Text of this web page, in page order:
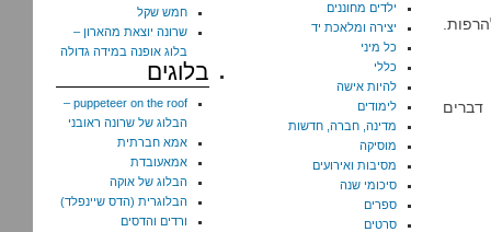
דברים
ילדים מחוננים
יצירה ומלאכת יד
כל מיני
כללי
להיות אישה
לימודים
מדינה, חברה, חדשות
מוסיקה
מסיבות ואירועים
סיכומי שנה
ספרים
סרטים
חמש שקל
שרונה יוצאת מהארון –
בלוג אופנה במידה גדולה
בלוגים
puppeteer on the roof –
הבלוג של שרונה ראובני
אמא חברתית
אמאעובדת
הבלוג של אוקה
הבלוגרית (הדס שיינפלד)
ורדים והדסים